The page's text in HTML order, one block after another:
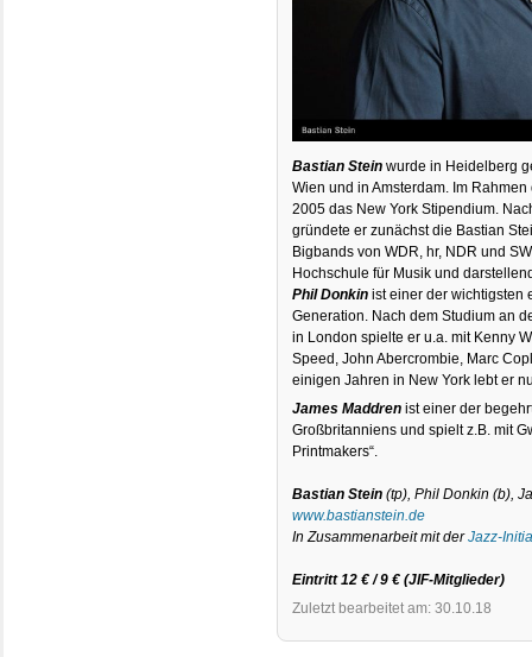
Bastian Stein wurde in Heidelberg
Wien und in Amsterdam. Im
2005 das New York Stipendium.
gründete er zunächst die Bastian
Bigbands von WDR, hr, NDR und
Hochschule für Musik und
Phil Donkinist einer der wichtigsten
Generation. Nach dem Studium an
in London spielte er u.a. mit Kenny
Speed, John Abercrombie, Marc
einigen Jahren in New York lebt er
James Maddren ist einer der
Großbritanniens und spielt z.B. mit
Printmakers“.
Bastian Stein (tp), Phil Donkin (b),
www.bastianstein.de
In Zusammenarbeit mit derJazz-
Eintritt 12 € / 9 € (JIF-Mitglieder)
Zuletzt bearbeitet am: 30.10.18